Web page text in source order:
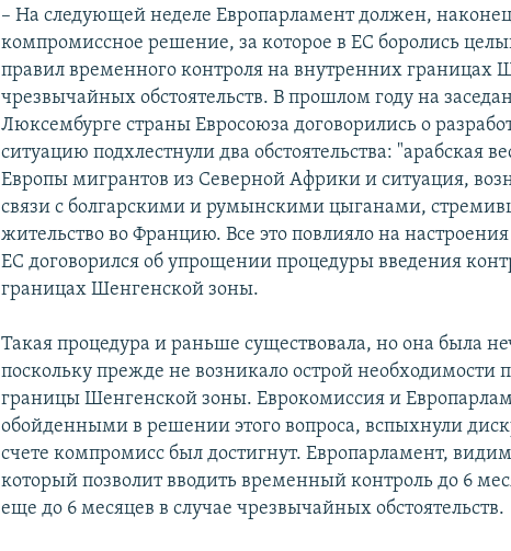
– На следующей неделе Европарламент должен,
компромиссное решение, за которое в ЕС боролись
правил временного контроля на внутренних границах
чрезвычайных обстоятельств. В прошлом году на
Люксембурге страны Евросоюза договорились о
ситуацию подхлестнули два обстоятельства: "арабская
Европы мигрантов из Северной Африки и ситуация,
связи с болгарскими и румынскими цыганами,
жительство во Францию. Все это повлияло на
ЕС договорился об упрощении процедуры введения
границах Шенгенской зоны.
Такая процедура и раньше существовала, но она была
поскольку прежде не возникало острой необходимости
границы Шенгенской зоны. Еврокомиссия и
обойденными в решении этого вопроса, вспыхнули
счете компромисс был достигнут. Европарламент,
который позволит вводить временный контроль до 6
еще до 6 месяцев в случае чрезвычайных обстоятельств.